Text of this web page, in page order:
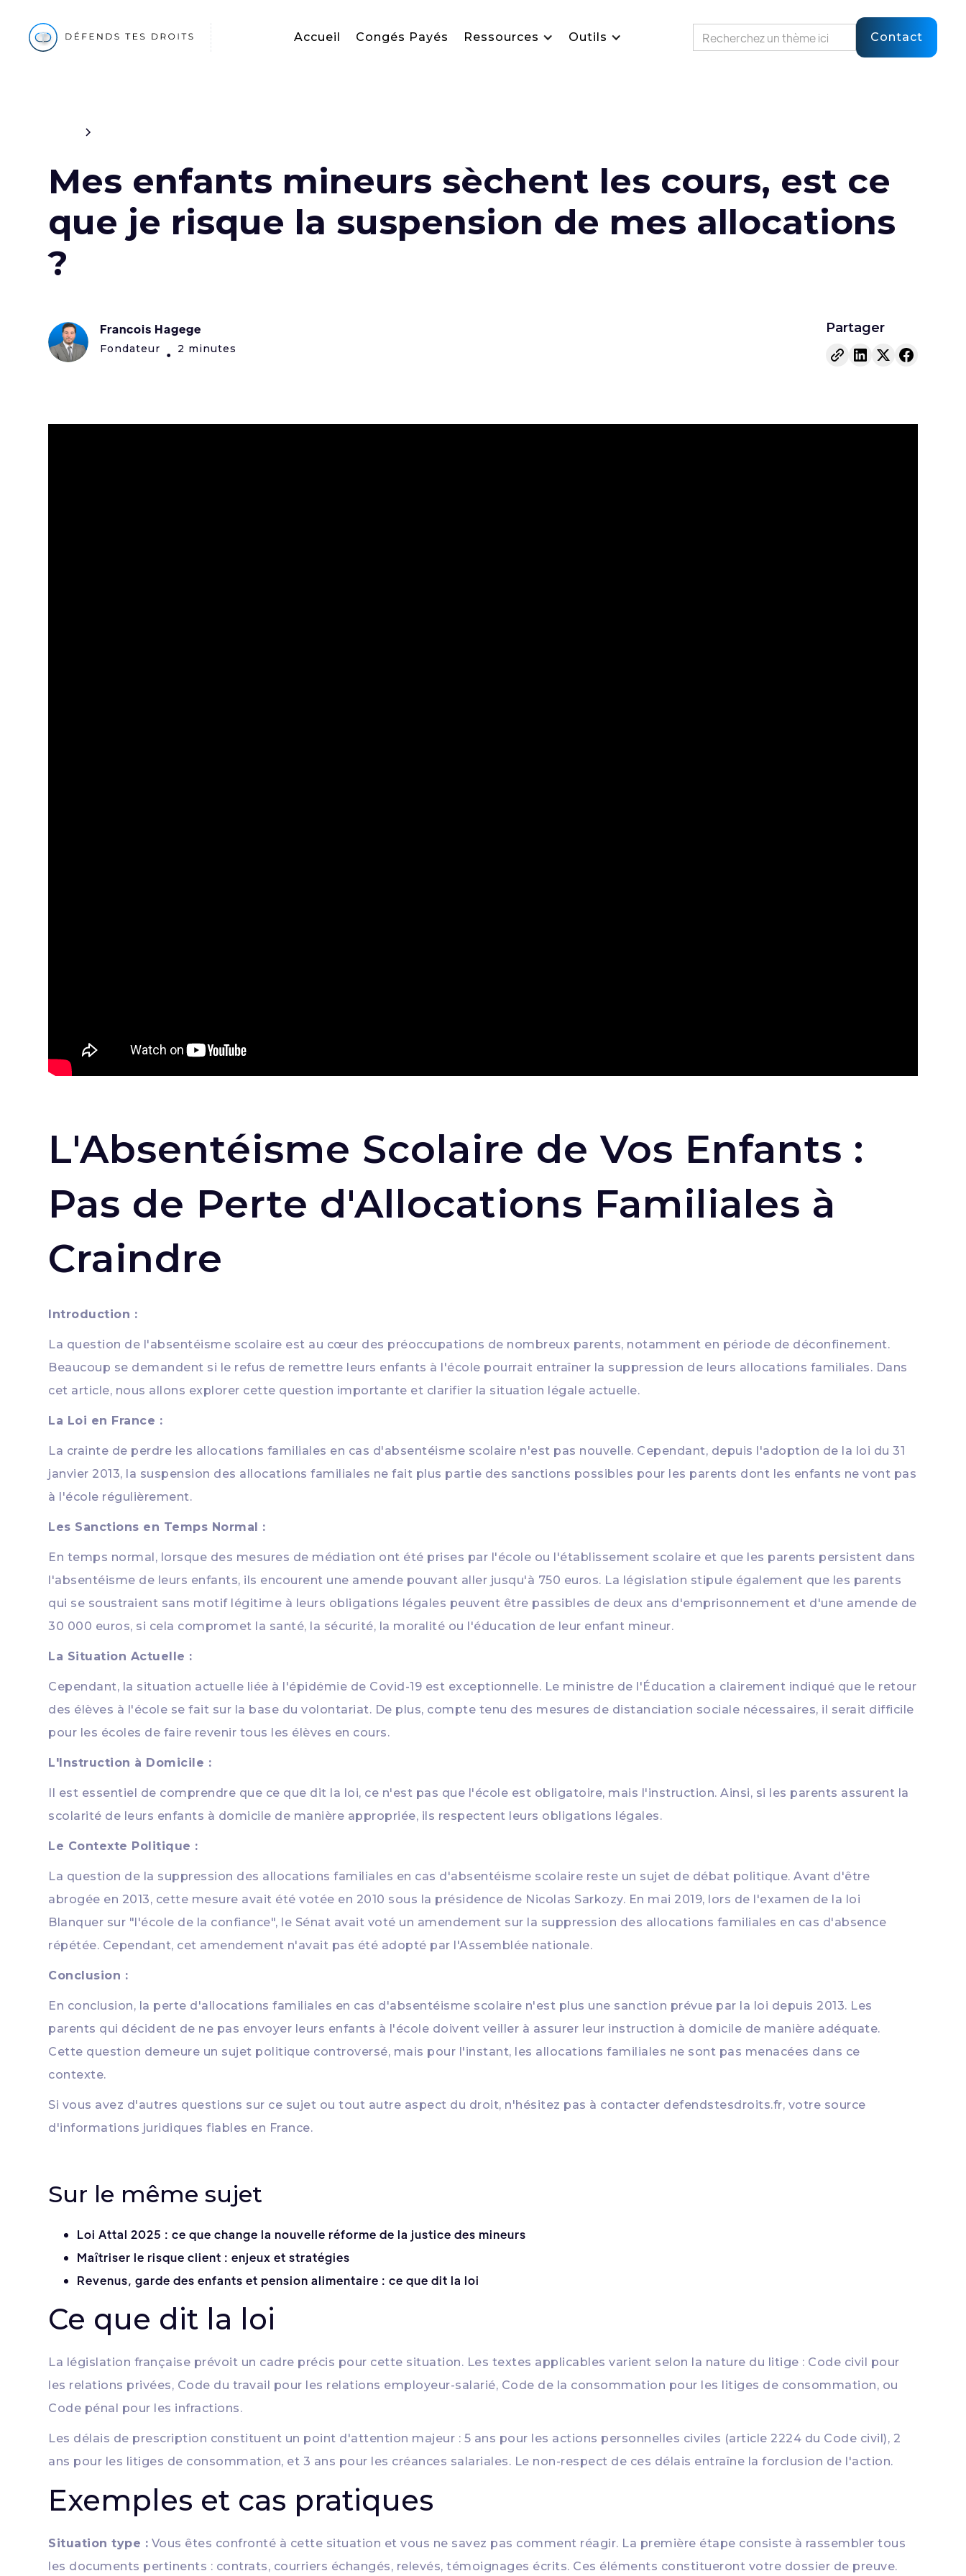
Accueil Congés Payés Ressources Outils Contact
Mes enfants mineurs sèchent les cours, est ce
que je risque la suspension de mes allocations
?
Francois Hagege
Fondateur • 2 minutes
Partager
L'Absentéisme Scolaire de Vos Enfants :
Pas de Perte d'Allocations Familiales à
Craindre
Introduction :
La question de l'absentéisme scolaire est au cœur des préoccupations de nombreux parents, notamment en période de déconfinement.
Beaucoup se demandent si le refus de remettre leurs enfants à l'école pourrait entraîner la suppression de leurs allocations familiales. Dans
cet article, nous allons explorer cette question importante et clarifier la situation légale actuelle.
La Loi en France :
La crainte de perdre les allocations familiales en cas d'absentéisme scolaire n'est pas nouvelle. Cependant, depuis l'adoption de la loi du 31
janvier 2013, la suspension des allocations familiales ne fait plus partie des sanctions possibles pour les parents dont les enfants ne vont pas
à l'école régulièrement.
Les Sanctions en Temps Normal :
En temps normal, lorsque des mesures de médiation ont été prises par l'école ou l'établissement scolaire et que les parents persistent dans
l'absentéisme de leurs enfants, ils encourent une amende pouvant aller jusqu'à 750 euros. La législation stipule également que les parents
qui se soustraient sans motif légitime à leurs obligations légales peuvent être passibles de deux ans d'emprisonnement et d'une amende de
30 000 euros, si cela compromet la santé, la sécurité, la moralité ou l'éducation de leur enfant mineur.
La Situation Actuelle :
Cependant, la situation actuelle liée à l'épidémie de Covid-19 est exceptionnelle. Le ministre de l'Éducation a clairement indiqué que le retour
des élèves à l'école se fait sur la base du volontariat. De plus, compte tenu des mesures de distanciation sociale nécessaires, il serait difficile
pour les écoles de faire revenir tous les élèves en cours.
L'Instruction à Domicile :
Il est essentiel de comprendre que ce que dit la loi, ce n'est pas que l'école est obligatoire, mais l'instruction. Ainsi, si les parents assurent la
scolarité de leurs enfants à domicile de manière appropriée, ils respectent leurs obligations légales.
Le Contexte Politique :
La question de la suppression des allocations familiales en cas d'absentéisme scolaire reste un sujet de débat politique. Avant d'être
abrogée en 2013, cette mesure avait été votée en 2010 sous la présidence de Nicolas Sarkozy. En mai 2019, lors de l'examen de la loi
Blanquer sur "l'école de la confiance", le Sénat avait voté un amendement sur la suppression des allocations familiales en cas d'absence
répétée. Cependant, cet amendement n'avait pas été adopté par l'Assemblée nationale.
Conclusion :
En conclusion, la perte d'allocations familiales en cas d'absentéisme scolaire n'est plus une sanction prévue par la loi depuis 2013. Les
parents qui décident de ne pas envoyer leurs enfants à l'école doivent veiller à assurer leur instruction à domicile de manière adéquate.
Cette question demeure un sujet politique controversé, mais pour l'instant, les allocations familiales ne sont pas menacées dans ce
contexte.
Si vous avez d'autres questions sur ce sujet ou tout autre aspect du droit, n'hésitez pas à contacter defendstesdroits.fr, votre source
d'informations juridiques fiables en France.
Sur le même sujet
Loi Attal 2025 : ce que change la nouvelle réforme de la justice des mineurs
Maîtriser le risque client : enjeux et stratégies
Revenus, garde des enfants et pension alimentaire : ce que dit la loi
Ce que dit la loi
La législation française prévoit un cadre précis pour cette situation. Les textes applicables varient selon la nature du litige : Code civil pour
les relations privées, Code du travail pour les relations employeur-salarié, Code de la consommation pour les litiges de consommation, ou
Code pénal pour les infractions.
Les délais de prescription constituent un point d'attention majeur : 5 ans pour les actions personnelles civiles (article 2224 du Code civil), 2
ans pour les litiges de consommation, et 3 ans pour les créances salariales. Le non-respect de ces délais entraîne la forclusion de l'action.
Exemples et cas pratiques
Situation type : Vous êtes confronté à cette situation et vous ne savez pas comment réagir. La première étape consiste à rassembler tous
les documents pertinents : contrats, courriers échangés, relevés, témoignages écrits. Ces éléments constitueront votre dossier de preuve.